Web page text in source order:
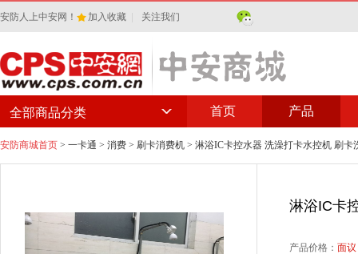
安防人上中安网！ 加入收藏 关注我们
首页 产品
全部商品分类
安防商城首页 > 一卡通 > 消费 > 刷卡消费机 > 淋浴IC卡控水器 洗澡打卡水控机 刷卡
淋浴IC卡
产品价格： 面议